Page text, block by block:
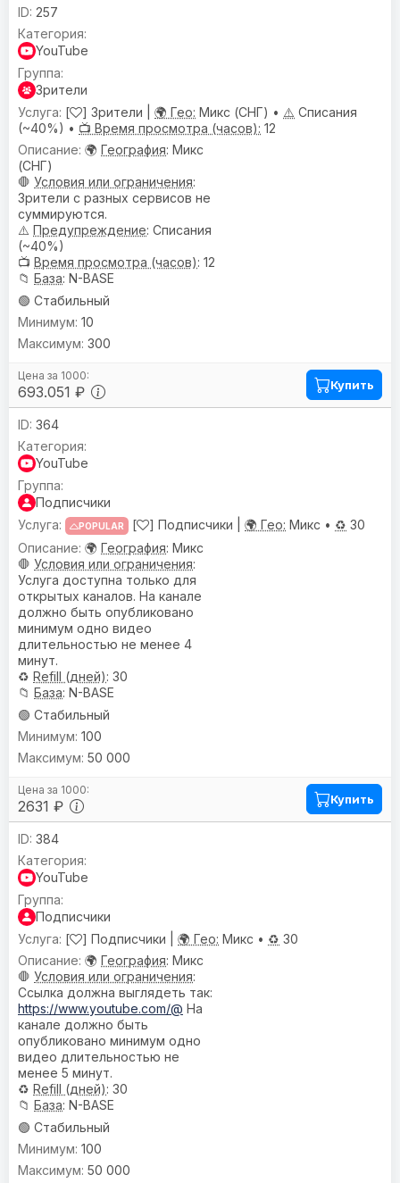
257
YouTube
Зрители
[
] Зрители | 🌍 Гео: Микс (СНГ) • ⚠️ Списания
(~40%) • 📺 Время просмотра (часов): 12
🌍 География: Микс
(СНГ)
🛑 Условия или ограничения:
Зрители с разных сервисов не
суммируются.
⚠️ Предупреждениe: Списания
(~40%)
📺 Время просмотра (часов): 12
📁 База: N-BASE
🟢 Стабильный
693.051 ₽
10
300
Купить
364
YouTube
Подписчики
POPULAR [ ] Подписчики | 🌍 Гео: Микс • ♻️ 30
🌍 География: Микс
🛑 Условия или ограничения:
Услуга доступна только для
открытых каналов. На канале
должно быть опубликовано
минимум одно видео
длительностью не менее 4
минут.
♻️ Refill (дней): 30
📁 База: N-BASE
🟢 Стабильный
2631 ₽
100
50 000
Купить
384
YouTube
Подписчики
[
] Подписчики | 🌍 Гео: Микс • ♻️ 30
🌍 География: Микс
🛑 Условия или ограничения:
Ссылка должна выглядеть так:
https://www.youtube.com/@ На
канале должно быть
опубликовано минимум одно
видео длительностью не
менее 5 минут.
♻️ Refill (дней): 30
📁 База: N-BASE
🟢 Стабильный
100
50 000